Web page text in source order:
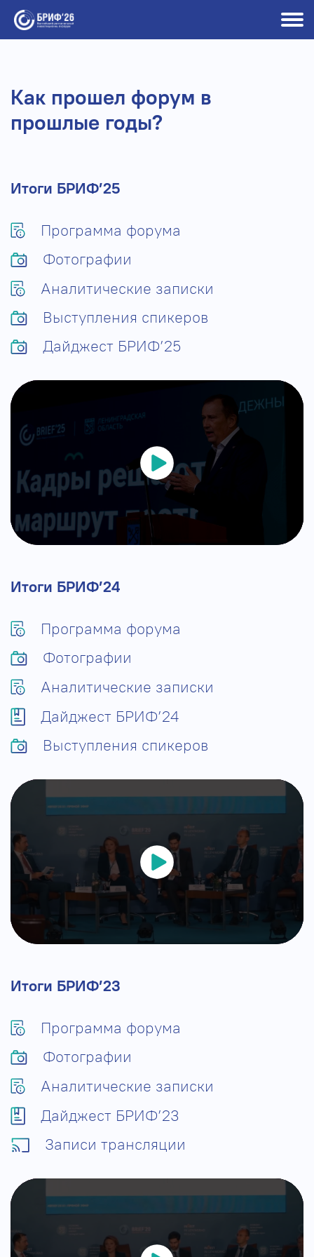
Как прошел форум в
прошлые годы?
Итоги БРИФ’25
Программа форума
Фотографии
Аналитические записки
Выступления спикеров
Дайджест БРИФ’25
Итоги БРИФ’24
Программа форума
Фотографии
Аналитические записки
Дайджест БРИФ’24
Выступления спикеров
Итоги БРИФ’23
Программа форума
Фотографии
Аналитические записки
Дайджест БРИФ’23
Записи трансляции